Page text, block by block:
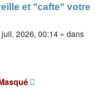
et "cafte" votre
juil. 2026, 00:14 » dans